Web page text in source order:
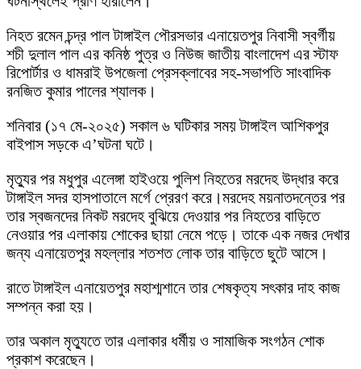
নিহত রমেন চন্দ্র পাল টাঙ্গাইল পৌরসভার এনায়েতপুর নিবাসী স্বর্গীয়
শচী দুলাল পাল এর কনিষ্ঠ পুত্র ও নিউজ জাতীয় বাংলাদেশ এর স্টাফ
রিপোর্টার ও ধামরাই উপজেলা প্রেসক্লাবের সহ-সভাপতি সাংবাদিক
রনজিত কুমার পালের শ্যালক।
শনিবার (১৭ মে-২০২৫) সকাল ৬ ঘটিকার সময় টাঙ্গাইল আশিকপুর
বাইপাস সড়কে এ’ঘটনা ঘটে।
মৃত্যুর পর মধুপুর এলেঙ্গা হাইওয়ে পুলিশ নিহতের মরদেহ উদ্ধার করে
টাঙ্গাইল সদর হাসপাতালে মর্গে প্রেরণ করে।মরদেহ ময়নাতদন্তের পর
তার স্বজনদের নিকট মরদেহ বুঝিয়ে দেওয়ার পর নিহতের বাড়িতে
নেওয়ার পর এলাকায় শোকের ছায়া নেমে পড়ে। তাকে এক নজর দেখার
জন্য এনায়েতপুর মহল্লার শতশত লোক তার বাড়িতে ছুটে আসে।
রাতে টাঙ্গাইল এনায়েতপুর মহাশ্মশানে তার শেষকৃত্য সৎকার দাহ কাজ
সম্পন্ন করা হয়।
তার অকাল মৃত্যুতে তার এলাকার ধর্মীয় ও সামাজিক সংগঠন শোক
প্রকাশ করেছেন।